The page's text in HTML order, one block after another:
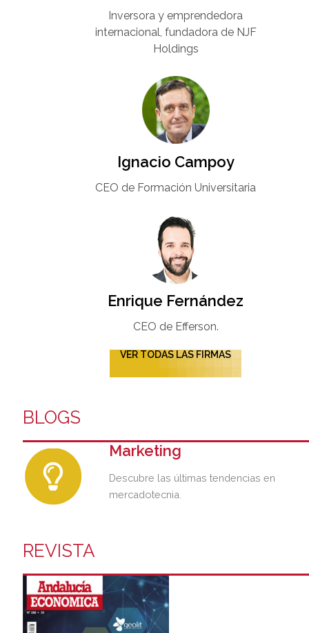
Inversora y emprendedora
internacional, fundadora de NJF
Holdings
Ignacio Campoy​
CEO de Formación Universitaria​
Enrique Fernández
CEO de Efferson.
VER TODAS LAS FIRMAS
BLOGS
Marketing
Descubre las últimas tendencias en
mercadotecnia.
REVISTA